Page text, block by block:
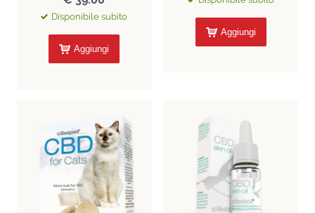
Disponibile subito
Aggiungi
Aggiungi